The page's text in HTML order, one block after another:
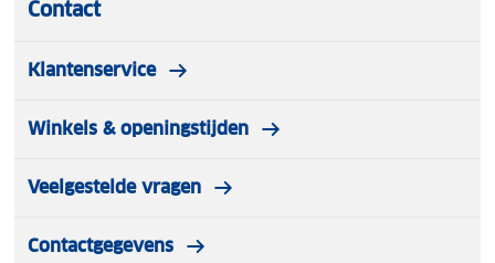
Contact
Klantenservice
Winkels & openingstijden
Veelgestelde vragen
Contactgegevens